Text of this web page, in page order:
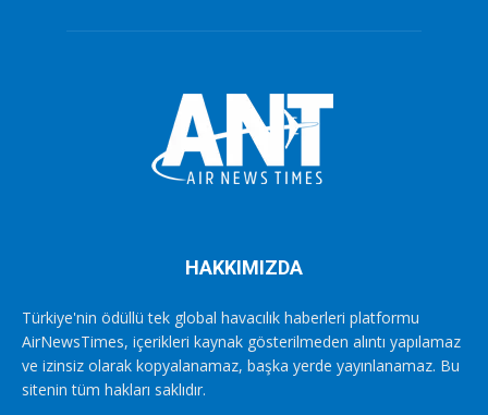
HAKKIMIZDA
Türkiye'nin ödüllü tek global havacılık haberleri platformu
AirNewsTimes, içerikleri kaynak gösterilmeden alıntı yapılamaz
ve izinsiz olarak kopyalanamaz, başka yerde yayınlanamaz. Bu
sitenin tüm hakları saklıdır.